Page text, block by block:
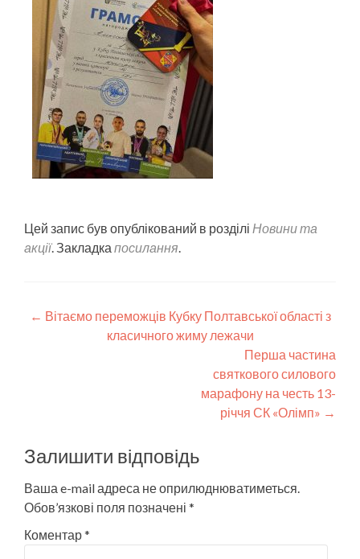
Цей запис був опублікований в розділі Новини та
акції. Закладка посилання.
← Вітаємо переможців Кубку Полтавської області з
класичного жиму лежачи
Перша частина
святкового силового
марафону на честь 13-
річчя СК «Олімп» →
Залишити відповідь
Ваша e-mail адреса не оприлюднюватиметься.
Обов’язкові поля позначені *
Коментар*